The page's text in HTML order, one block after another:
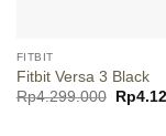
FITBIT
Fitbit Versa 3 Black
Rp4.299.000
price
Rp